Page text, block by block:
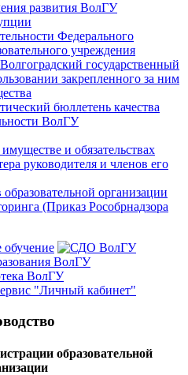
развития ВолГУ
Федерального
учреждения
государственный
закрепленного за ним
бюллетень качества
ВолГУ
и обязательствах
руководителя и членов его
организации
(Приказ Рособрнадзора
ВолГУ
ВолГУ
"Личный кабинет"
образовательной